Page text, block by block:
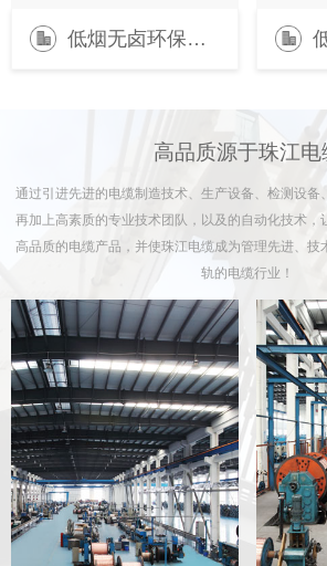
低烟无卤环保型电缆
高品质源于珠江电
通过引进先进的电缆制造技术、生产设备、检测设备
再加上高素质的专业技术团队，以及的自动化技术，
高品质的电缆产品，并使珠江电缆成为管理先进、技
轨的电缆行业！